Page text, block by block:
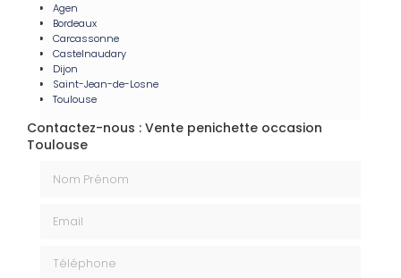
Agen
Bordeaux
Carcassonne
Castelnaudary
Dijon
Saint-Jean-de-Losne
Toulouse
Contactez-nous : Vente penichette occasion
Toulouse